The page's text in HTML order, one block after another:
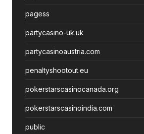
pagess
partycasino-uk.uk
partycasinoaustria.com
penaltyshootout.eu
pokerstarscasinocanada.org
pokerstarscasinoindia.com
public